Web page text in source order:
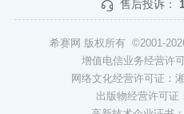
售后投诉：
希赛网 版权所有 ©2001-
增值电信业务经营许
网络文化经营许可证：
出版物经营许可证